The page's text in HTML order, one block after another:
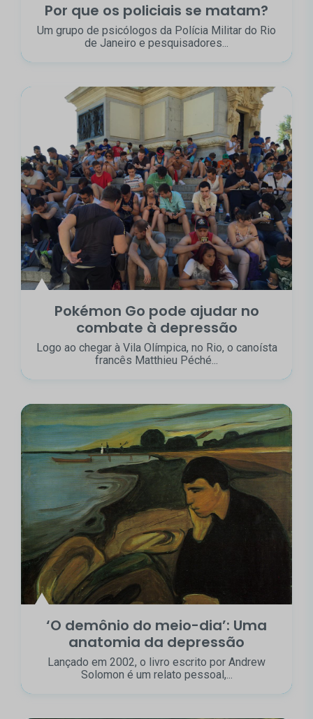
Por que os policiais se matam?
Um grupo de psicólogos da Polícia Militar do Rio
de Janeiro e pesquisadores...
Pokémon Go pode ajudar no
combate à depressão
Logo ao chegar à Vila Olímpica, no Rio, o canoísta
francês Matthieu Péché...
‘O demônio do meio-dia’: Uma
anatomia da depressão
Lançado em 2002, o livro escrito por Andrew
Solomon é um relato pessoal,...